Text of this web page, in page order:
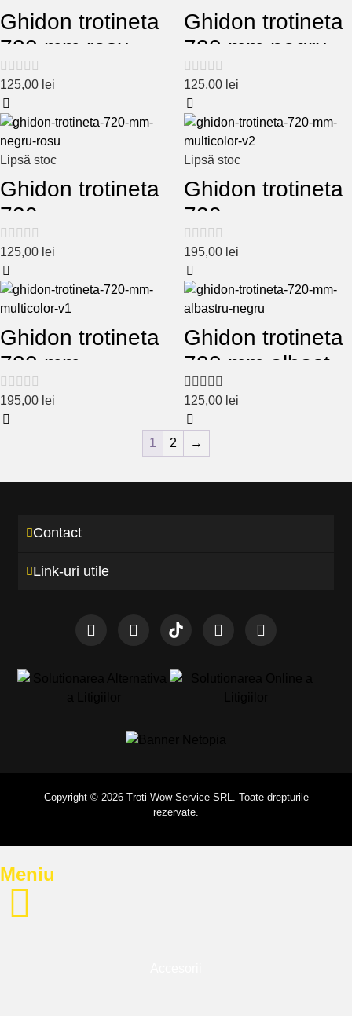
Ghidon trotineta
720 mm rosu –
negru
125,00 lei
Ghidon trotineta
720 mm negru –
verde
125,00 lei
Lipsă stoc
Ghidon trotineta
720 mm negru –
rosu
125,00 lei
Lipsă stoc
Ghidon trotineta
720 mm
multicolor V2
195,00 lei
Ghidon trotineta
720 mm
multicolor V1
195,00 lei
Ghidon trotineta
720 mm albastru
– negru
125,00 lei
1 2 →
Contact
Link-uri utile
Copyright © 2026 Troti Wow Service SRL. Toate drepturile
rezervate.
Meniu